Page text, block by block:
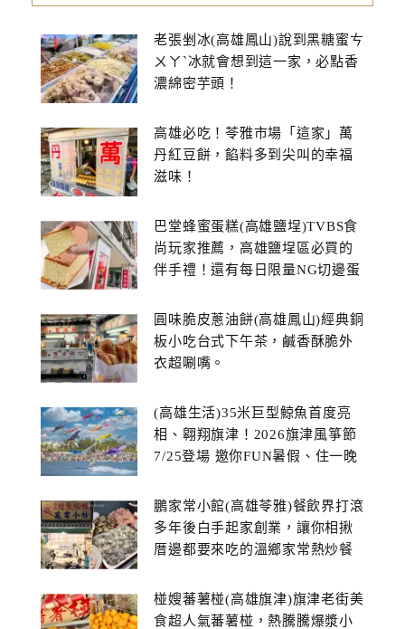
老張剉冰(高雄鳳山)說到黑糖蜜ㄘ
ㄨㄚˋ冰就會想到這一家，必點香
濃綿密芋頭！
高雄必吃！苓雅市場「這家」萬
丹紅豆餅，餡料多到尖叫的幸福
滋味！
巴堂蜂蜜蛋糕(高雄鹽埕)TVBS食
尚玩家推薦，高雄鹽埕區必買的
伴手禮！還有每日限量NG切邊蛋
圓味脆皮蔥油餅(高雄鳳山)經典銅
板小吃台式下午茶，鹹香酥脆外
衣超唰嘴。
(高雄生活)35米巨型鯨魚首度亮
相、翱翔旗津！2026旗津風箏節
7/25登場 邀你FUN暑假、住一晚
鵬家常小館(高雄苓雅)餐飲界打滾
多年後白手起家創業，讓你相揪
厝邊都要來吃的溫鄉家常熱炒餐
椪嫂蕃薯椪(高雄旗津)旗津老街美
食超人氣蕃薯椪，熱騰騰爆漿小